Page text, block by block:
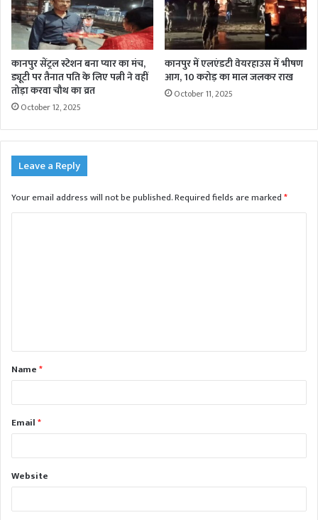
कानपुर सेंट्रल स्टेशन बना प्यार का मंच,
ड्यूटी पर तैनात पति के लिए पत्नी ने वहीं
तोड़ा करवा चौथ का व्रत
October 12, 2025
कानपुर में एलएंडटी वेयरहाउस में भीषण
आग, 10 करोड़ का माल जलकर राख
October 11, 2025
Leave a Reply
Your email address will not be published.Required fields are marked*
t
*Name*
Email*
Website